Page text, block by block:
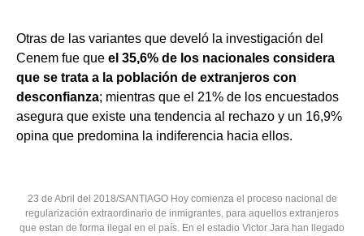
Otras de las variantes que develó la investigación del
Cenem fue que el 35,6% de los nacionales considera
que se trata a la población de extranjeros con
desconfianza; mientras que el 21% de los encuestados
asegura que existe una tendencia al rechazo y un 16,9%
opina que predomina la indiferencia hacia ellos.
23 de Abril del 2018/SANTIAGO Hoy comienza el proceso nacional de
regularización extraordinario de inmigrantes, para aquellos extranjeros
que estan de forma ilegal en el país. En el estadio Victor Jara han llegado